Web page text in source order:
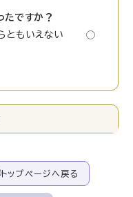
たですか？
ともいえない
トップページへ戻る